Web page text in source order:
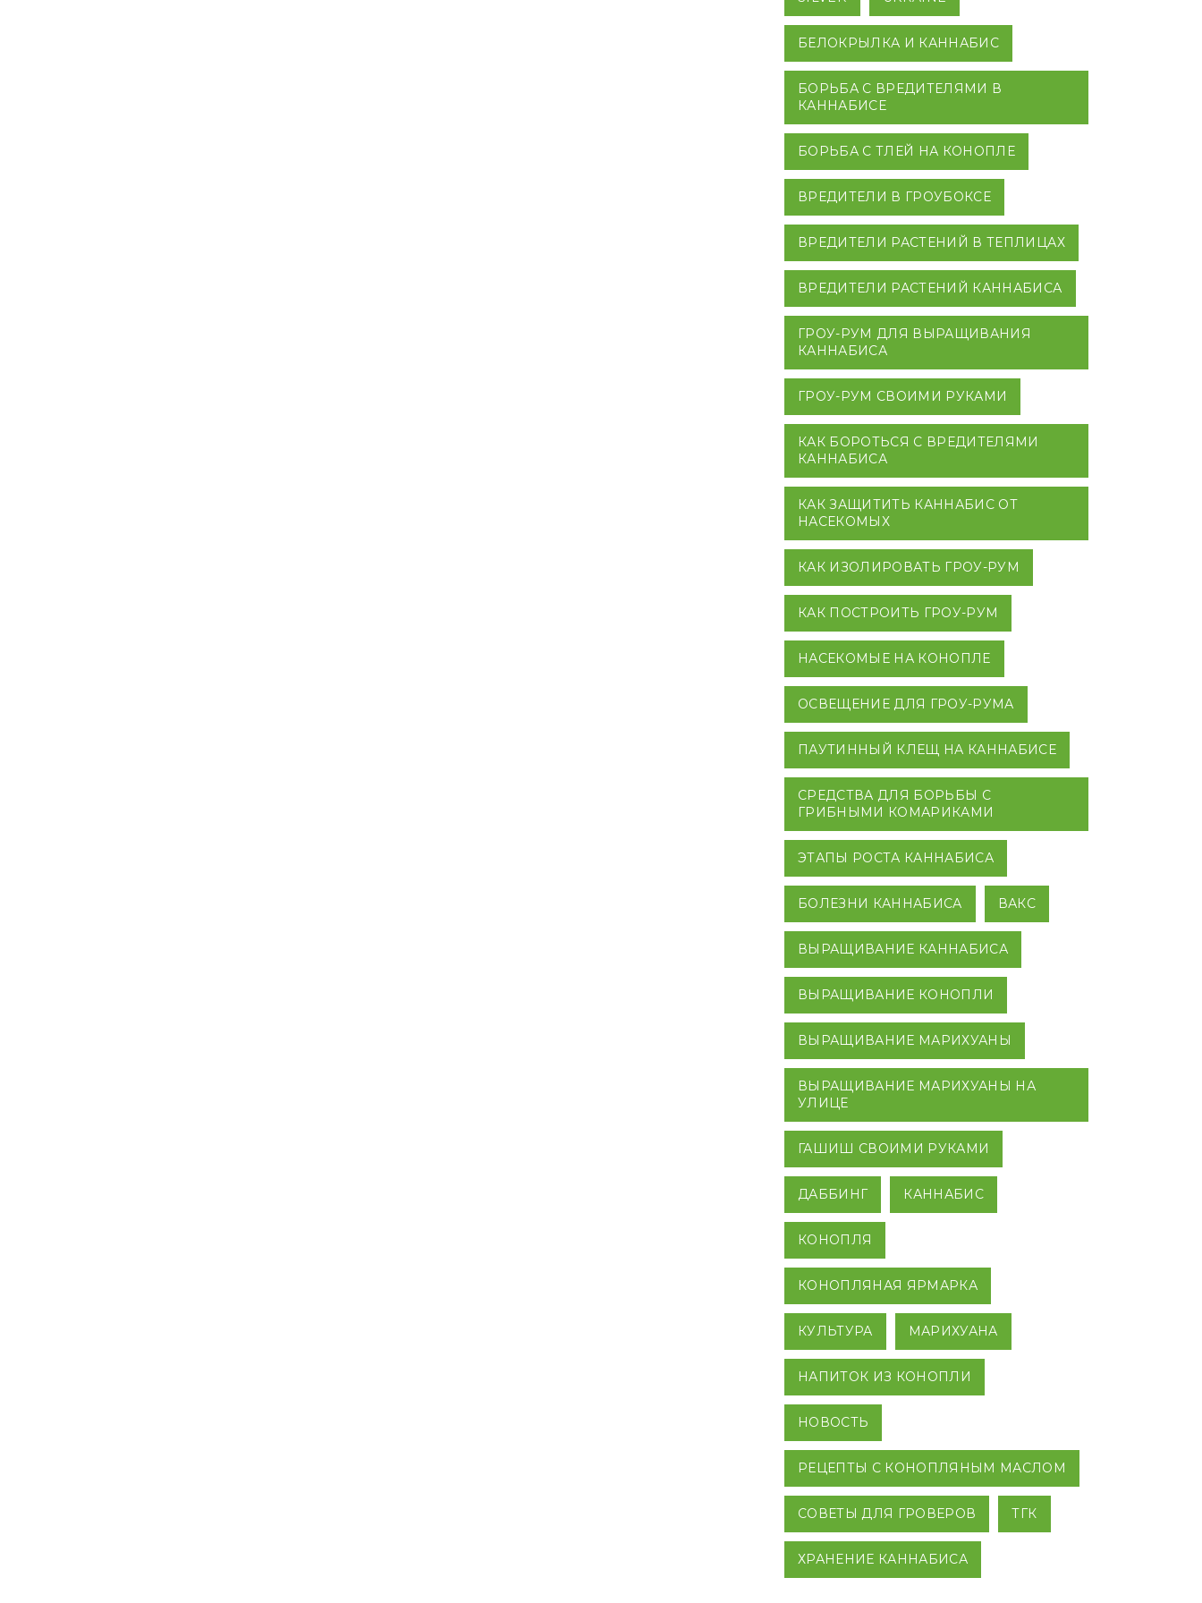
БЕЛОКРЫЛКА И КАННАБИС
БОРЬБА С ВРЕДИТЕЛЯМИ В
КАННАБИСЕ
БОРЬБА С ТЛЕЙ НА КОНОПЛЕ
ВРЕДИТЕЛИ В ГРОУБОКСЕ
ВРЕДИТЕЛИ РАСТЕНИЙ В ТЕПЛИЦАХ
ВРЕДИТЕЛИ РАСТЕНИЙ КАННАБИСА
ГРОУ-РУМ ДЛЯ ВЫРАЩИВАНИЯ
КАННАБИСА
ГРОУ-РУМ СВОИМИ РУКАМИ
КАК БОРОТЬСЯ С ВРЕДИТЕЛЯМИ
КАННАБИСА
КАК ЗАЩИТИТЬ КАННАБИС ОТ
НАСЕКОМЫХ
КАК ИЗОЛИРОВАТЬ ГРОУ-РУМ
КАК ПОСТРОИТЬ ГРОУ-РУМ
НАСЕКОМЫЕ НА КОНОПЛЕ
ОСВЕЩЕНИЕ ДЛЯ ГРОУ-РУМА
ПАУТИННЫЙ КЛЕЩ НА КАННАБИСЕ
СРЕДСТВА ДЛЯ БОРЬБЫ С
ГРИБНЫМИ КОМАРИКАМИ
ЭТАПЫ РОСТА КАННАБИСА
БОЛЕЗНИ КАННАБИСА ВАКС
ВЫРАЩИВАНИЕ КАННАБИСА
ВЫРАЩИВАНИЕ КОНОПЛИ
ВЫРАЩИВАНИЕ МАРИХУАНЫ
ВЫРАЩИВАНИЕ МАРИХУАНЫ НА
УЛИЦЕ
ГАШИШ СВОИМИ РУКАМИ
ДАББИНГ КАННАБИС
КОНОПЛЯ
КОНОПЛЯНАЯ ЯРМАРКА
КУЛЬТУРА МАРИХУАНА
НАПИТОК ИЗ КОНОПЛИ
НОВОСТЬ
РЕЦЕПТЫ С КОНОПЛЯНЫМ МАСЛОМ
СОВЕТЫ ДЛЯ ГРОВЕРОВ ТГК
ХРАНЕНИЕ КАННАБИСА